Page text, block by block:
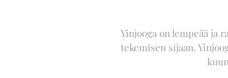
Yinjooga on lempeää ja
tekemisen sijaan.